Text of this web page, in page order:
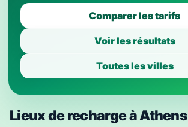
Comparer les tarifs
Voir les résultats
Toutes les villes
Lieux de recharge à Athens